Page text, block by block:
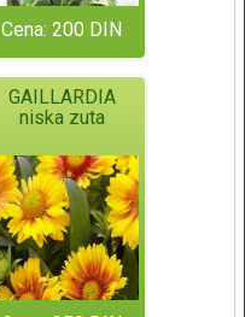
Cena: 200 DIN
GAILLARDIA
niska zuta